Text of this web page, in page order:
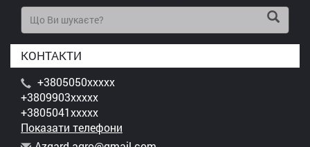
КОНТАКТИ
+3805050xxxxx
+3809903xxxxx
+3805041xxxxx
Показати телефони